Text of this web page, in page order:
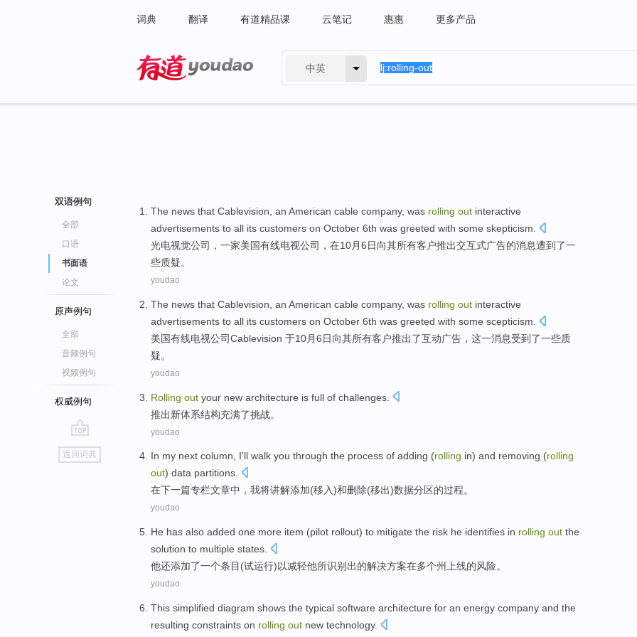
词典 翻译 有道精品课 云笔记 惠惠 更多产品
中英
双语例句
全部
口语
书面语
论文
原声例句
全部
音频例句
视频例句
权威例句
go
top
返回词典
The news that Cablevision , an American cable company, was rolling out interactive
advertisements to all its customers on October 6th was greeted with some skepticism
光电视觉公司 ，一家美国有线电视公司， 在10月6日向其所有客户推出交互式广告的消息遭到 了一
些质疑。
youdao
The news that Cablevision , an American cable company, was rolling out interactive
advertisements to all its customers on October 6th was greeted with some scepticism
美国有线电视公司Cablevision 于10月6日向其所有客户推出了互动广告 ， 这一消息受到 了一些质
疑。
youdao
Rolling out your new architecture is full of challenges
推出新体系结构充满了挑战。
youdao
In my next column, I'll walk you through the process of adding (rolling in) and removing (rolling
out) data partitions.
在下一篇专栏文章中 ， 我将讲解添加(移入)和删除(移出)数据分区的过程。
youdao
He has also added one more item (pilot rollout) to mitigate the risk he identifies in rolling out the
solution to multiple states
他还添加了一个条目 (试运行)以减轻他所识别 出的解决方案在多个州上线的风险。
youdao
This simplified diagram shows the typical software architecture for an energy company and the
resulting constraints on rolling out new technology.